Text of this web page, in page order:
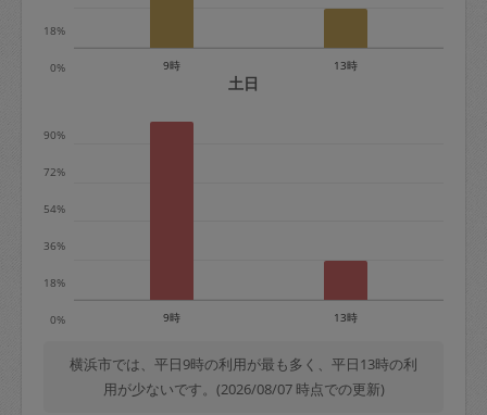
※キャンセル料金の設定について：
0%
18%
9時 13時
土日
0%
18%
36%
54%
72%
90%
9時 13時
横浜市では、平日9時の利用が最も多く、平日13時の利
用が少ないです。(2026/08/07 時点での更新)